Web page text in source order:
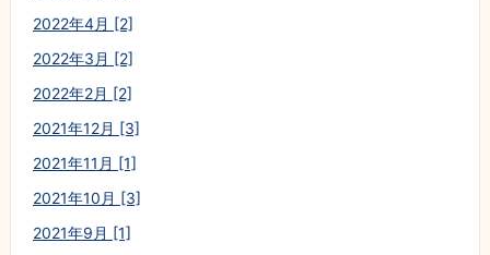
2022年4月 [2]
2022年3月 [2]
2022年2月 [2]
2021年12月 [3]
2021年11月 [1]
2021年10月 [3]
2021年9月 [1]